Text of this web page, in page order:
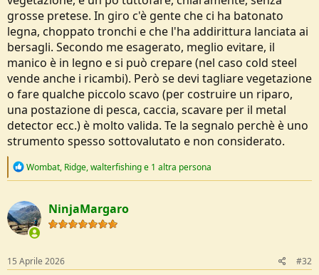
grosse pretese. In giro c'è gente che ci ha batonato
legna, choppato tronchi e che l'ha addirittura lanciata ai
bersagli. Secondo me esagerato, meglio evitare, il
manico è in legno e si può crepare (nel caso cold steel
vende anche i ricambi). Però se devi tagliare vegetazione
o fare qualche piccolo scavo (per costruire un riparo,
una postazione di pesca, caccia, scavare per il metal
detector ecc.) è molto valida. Te la segnalo perchè è uno
strumento spesso sottovalutato e non considerato.
R
c
t
i
o
s
:
Wombat, Ridge,walterfishinge 1 altra persona
NinjaMargaro
15 Aprile 2026 #32